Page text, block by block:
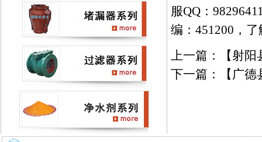
服QQ：
编：451200，
上一篇：【射阳
下一篇：【 广德